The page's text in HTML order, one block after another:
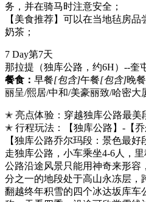
务，并在骑马时注意安全；
【美食推荐】可以在当地毡房
奶茶；
7 Day第7天
那拉提（独库公路，约6H）--奎
餐食： 早餐[包含]午餐[包含]晚餐
丽呈/熙居/中和/美豪丽致/哈密大
✭ 亮点体验：穿越独库公路最美
✭ 行程玩法：【独库公路】-【乔
【独库公路乔尔玛段：景色最
走独库公路，小车乘坐4-6人，
公路沿途风景只能用神奇来形容
分之一的地段处于高山永冻层，
翻越终年积雪的四个冰达坂库车